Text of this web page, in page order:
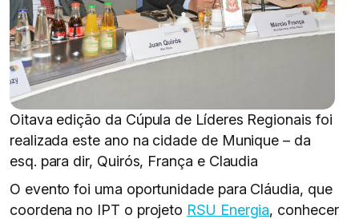
Oitava edição da Cúpula de Líderes Regionais foi
realizada este ano na cidade de Munique – da
esq. para dir, Quirós, França e Claudia
O evento foi uma oportunidade para Cláudia, que
coordena no IPT o projeto RSU Energia, conhecer